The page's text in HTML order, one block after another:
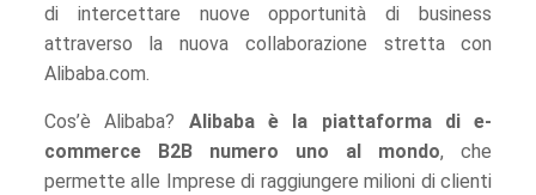
di intercettare nuove opportunità di business
attraverso la nuova collaborazione stretta con
Alibaba.com.
Cos’è Alibaba? Alibaba è la piattaforma di e-
commerce B2B numero uno al mondo, che
permette alle Imprese di raggiungere milioni di clienti